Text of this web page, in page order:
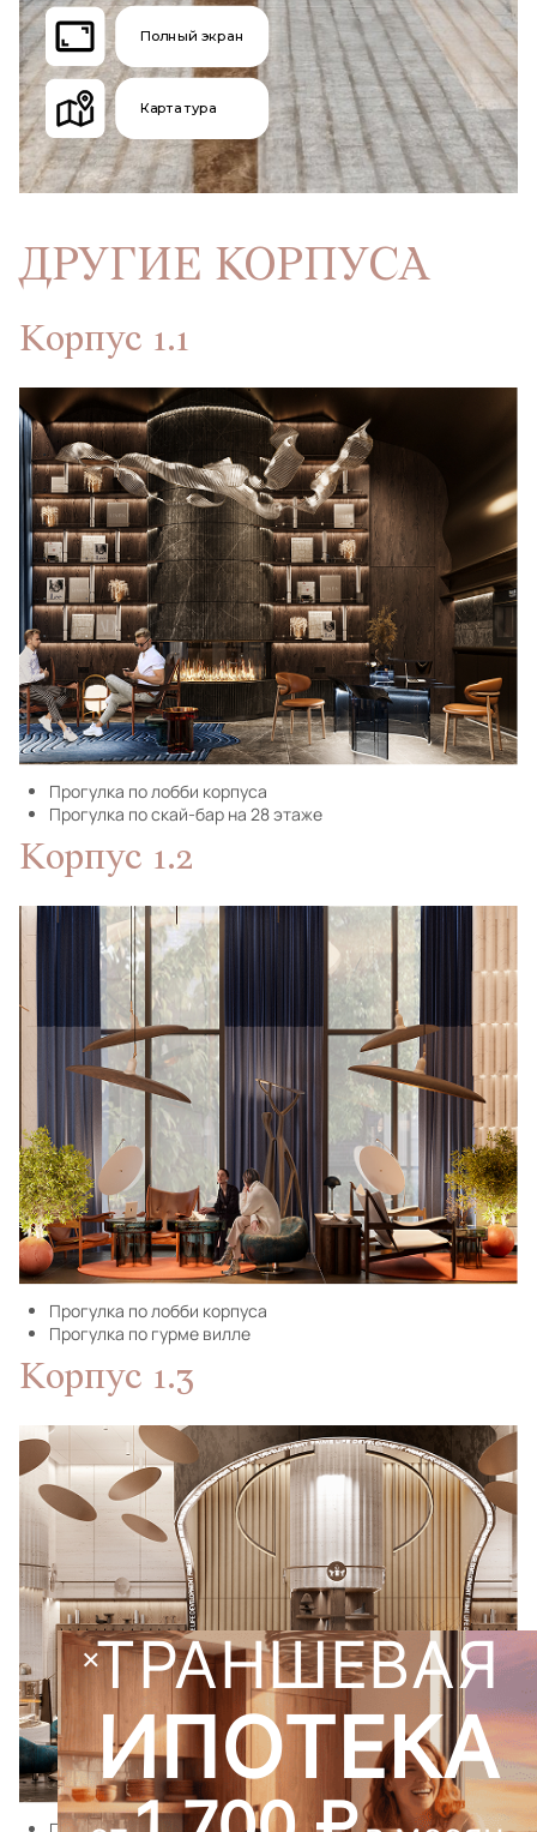
×ТРАНШЕВАЯ
ИПОТЕКА
ДРУГИЕ КОРПУСА
Корпус 1.1
Прогулка по лобби корпуса
Прогулка по скай-бар на 28 этаже
Корпус 1.2
Прогулка по лобби корпуса
Прогулка по гурме вилле
Корпус 1.3